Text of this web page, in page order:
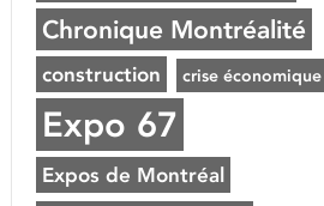
Chronique Montréalité
construction crise économique
Expo 67
Expos de Montréal